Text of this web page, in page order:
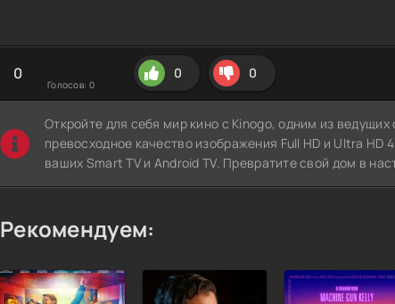
0
Голосов: 0
0 0
Откройте для себя мир кино с Kinogo, одним из
превосходное качество изображения Full HD и Ultra HD
ваших Smart TV и Android TV. Превратите свой дом в
Рекомендуем: